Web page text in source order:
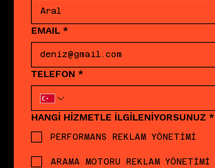
EMAIL *
TELEFON *
HANGİ HİZMETLE İLGİLENİYORSUNUZ *
PERFORMANS REKLAM YÖNETİMİ
ARAMA MOTORU REKLAM YÖNETİMİ